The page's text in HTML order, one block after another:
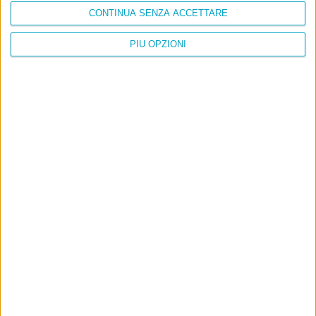
PIÙ OPZIONI
CONTINUA SENZA ACCETTARE
Info